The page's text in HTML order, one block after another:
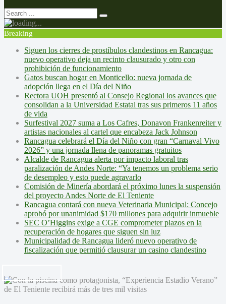
Breaking
Siguen los cierres de prostíbulos clandestinos en Rancagua:
nuevo operativo deja un recinto clausurado y otro con
prohibición de funcionamiento
Gatos buscan hogar en Monticello: nueva jornada de
adopción llega en el Día del Niño
Rectora UOH presentó al Consejo Regional los avances que
consolidan a la Universidad Estatal tras sus primeros 11 años
de vida
Surfestival 2027 suma a Los Cafres, Donavon Frankenreiter y
artistas nacionales al cartel que encabeza Jack Johnson
Rancagua celebrará el Día del Niño con gran “Carnaval Vivo
2026” y una jornada llena de panoramas gratuitos
Alcalde de Rancagua alerta por impacto laboral tras
paralización de Andes Norte: “Ya tenemos un problema serio
de desempleo y esto puede agravarlo
Comisión de Minería abordará el próximo lunes la suspensión
del proyecto Andes Norte de El Teniente
Rancagua contará con nueva Veterinaria Municipal: Concejo
aprobó por unanimidad $170 millones para adquirir inmueble
SEC O’Higgins exige a CGE comprometer plazos en la
recuperación de hogares que siguen sin luz
Municipalidad de Rancagua lideró nuevo operativo de
fiscalización que permitió clausurar un casino clandestino